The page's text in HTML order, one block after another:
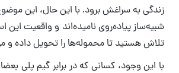
زندگی به سراغش برود. با این حال، این
شبیه‌ساز پیاده‌روی نامیده‌اند و واقعیت
تلاش هستید تا محموله‌ها را تحویل داده و